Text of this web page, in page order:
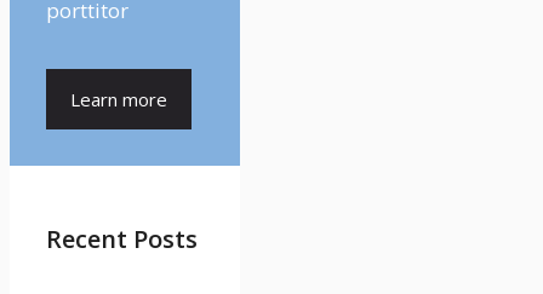
porttitor
Learn more
Recent Posts